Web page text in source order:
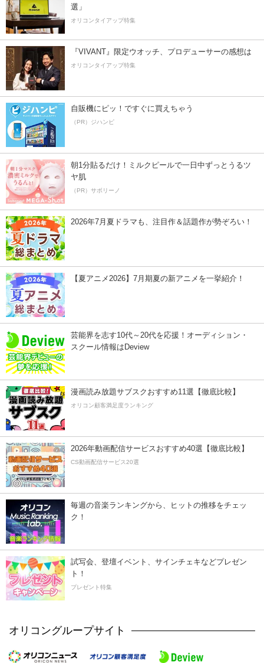
選」
オリコンタイアップ特集
『VIVANT』限定ウオッチ、プロデューサーの感想は
オリコンタイアップ特集
自販機にピッ！ですぐに買えちゃう
（PR）ジハンピ
朝1分貼るだけ！ミルクピールで一日中ずっとうるツ
ヤ肌
（PR）サボリーノ
2026年7月夏ドラマも、注目作＆話題作が勢ぞろい！
【夏アニメ2026】7月期夏の新アニメを一挙紹介！
芸能界を志す10代～20代を応援！オーディション・
スクール情報はDeview
漫画読み放題サブスクおすすめ11選【徹底比較】
オリコン顧客満足度ランキング
2026年動画配信サービスおすすめ40選【徹底比較】
CS動画配信サービス20選
毎週の音楽ランキングから、ヒットの推移をチェッ
ク！
試写会、登壇イベント、サインチェキなどプレゼン
ト！
プレゼント特集
オリコングループサイト